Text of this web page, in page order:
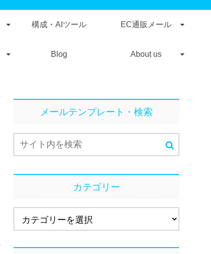
構成・AIツール EC通販メール
Blog About us
メールテンプレート・検索
カテゴリー